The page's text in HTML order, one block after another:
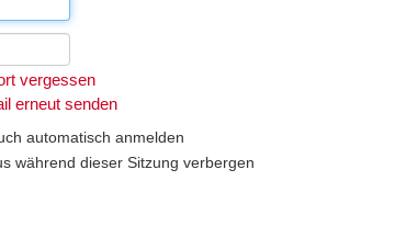
vergessen
erneut senden
automatisch anmelden
während dieser Sitzung verbergen